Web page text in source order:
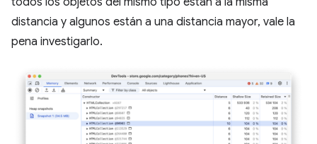
distancia y algunos están a una distancia mayor, vale la
pena investigarlo.